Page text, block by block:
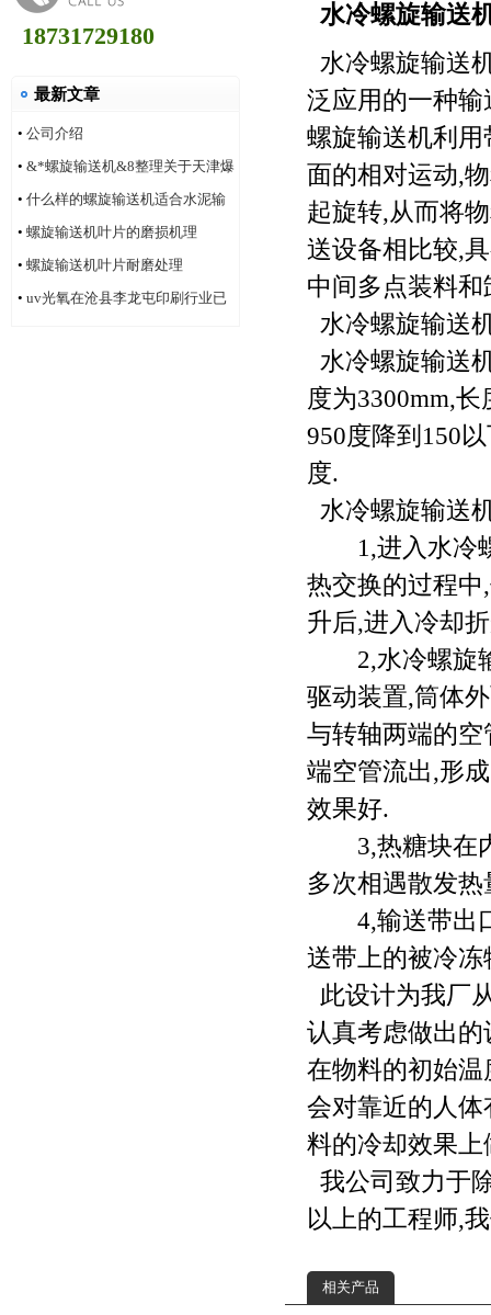
18731729180
最新文章
• 公司介绍
• &*螺旋输送机&8整理关于天津爆
炸事件合理的评价
• 什么样的螺旋输送机适合水泥输
送
• 螺旋输送机叶片的磨损机理
• 螺旋输送机叶片耐磨处理
• uv光氧在沧县李龙屯印刷行业已
水冷螺旋输送
水冷螺旋输送
泛应用的一种
螺旋输送机利
面的相对运动,
起旋转,从而将
送设备相比较,
中间多点装料
水冷螺旋输送
水冷螺旋输送
度为3300mm,
950度降到150
度.
水冷螺旋输送
1,进入水冷螺
热交换的过程
升后,进入冷却
2,水冷螺旋输
驱动装置,筒体
与转轴两端的
端空管流出,形
效果好.
3,热糖块在内
多次相遇散发
4,输送带出口
送带上的被冷
此设计为我厂
认真考虑做出
在物料的初始
会对靠近的人
料的冷却效果
我公司致力于
以上的工程师,
相关产品